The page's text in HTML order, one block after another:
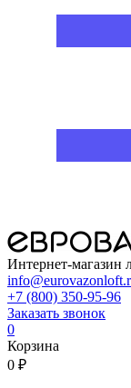
Интернет-магазин
+7 (800) 350-95-96
Заказать звонок
0
Корзина
0 ₽